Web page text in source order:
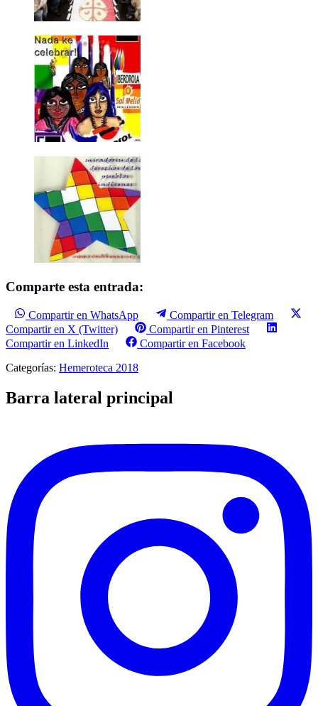
Comparte esta entrada:
Compartir en WhatsApp
Compartir en Telegram
Compartir en X (Twitter)
Compartir en Pinterest
Compartir en LinkedIn
Compartir en Facebook
Categorías: Hemeroteca 2018
Barra lateral principal